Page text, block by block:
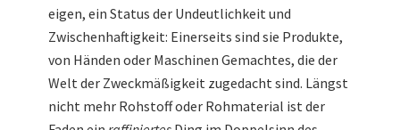
eigen, ein Status der Undeutlichkeit und
Zwischenhaftigkeit: Einerseits sind sie Produkte,
von Händen oder Maschinen Gemachtes, die der
Welt der Zweckmäßigkeit zugedacht sind. Längst
nicht mehr Rohstoff oder Rohmaterial ist der